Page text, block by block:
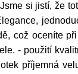
si jistí, že
což oceníte
- použití
příjemná